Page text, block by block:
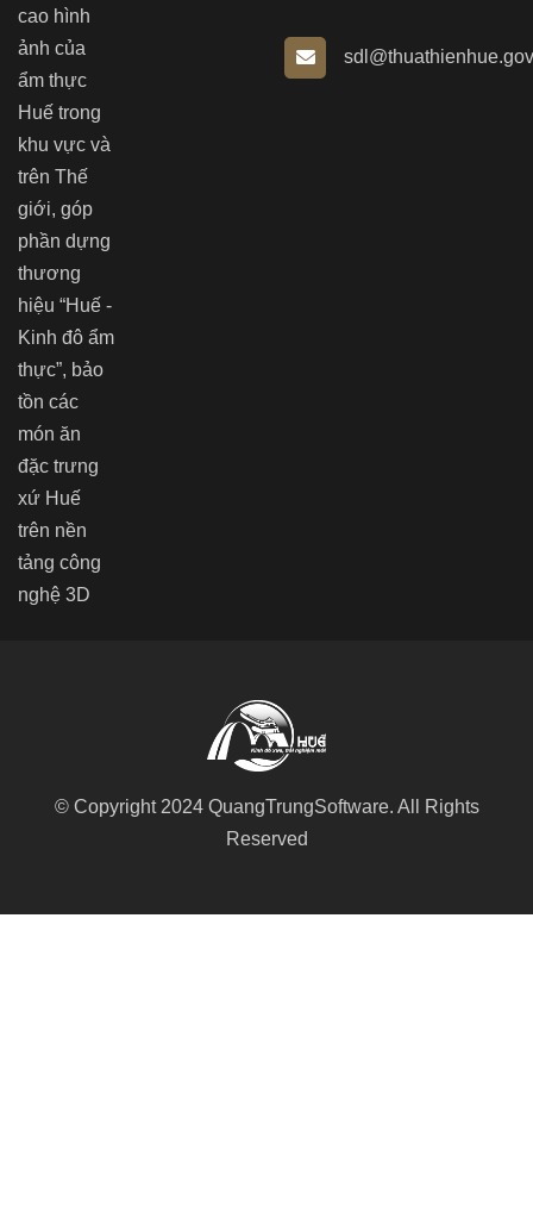
cao hình
ảnh của
ẩm thực
Huế trong
khu vực và
trên Thế
giới, góp
phần dựng
thương
hiệu “Huế -
Kinh đô ẩm
thực”, bảo
tồn các
món ăn
đặc trưng
xứ Huế
trên nền
tảng công
nghệ 3D
© Copyright 2024 QuangTrungSoftware. All Rights
Reserved